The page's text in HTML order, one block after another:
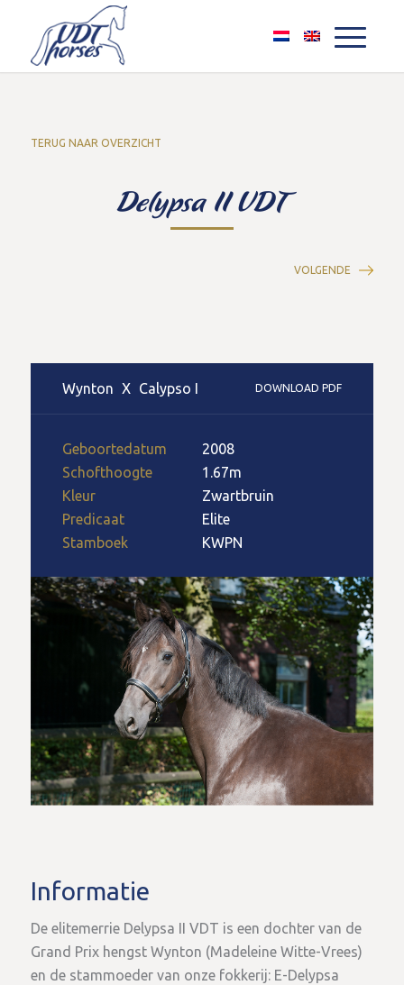
TERUG NAAR OVERZICHT
Delypsa II VDT
VOLGENDE
Wynton X Calypso I DOWNLOAD PDF
Geboortedatum
2008
Schofthoogte
1.67m
Kleur
Zwartbruin
Predicaat
Elite
Stamboek
KWPN
Informatie
De elitemerrie Delypsa II VDT is een dochter van de
Grand Prix hengst Wynton (Madeleine Witte-Vrees)
en de stammoeder van onze fokkerij: E-Delypsa